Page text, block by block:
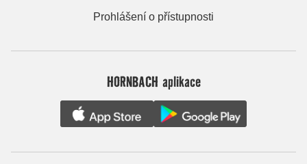
Prohlášení o přístupnosti
HORNBACH aplikace